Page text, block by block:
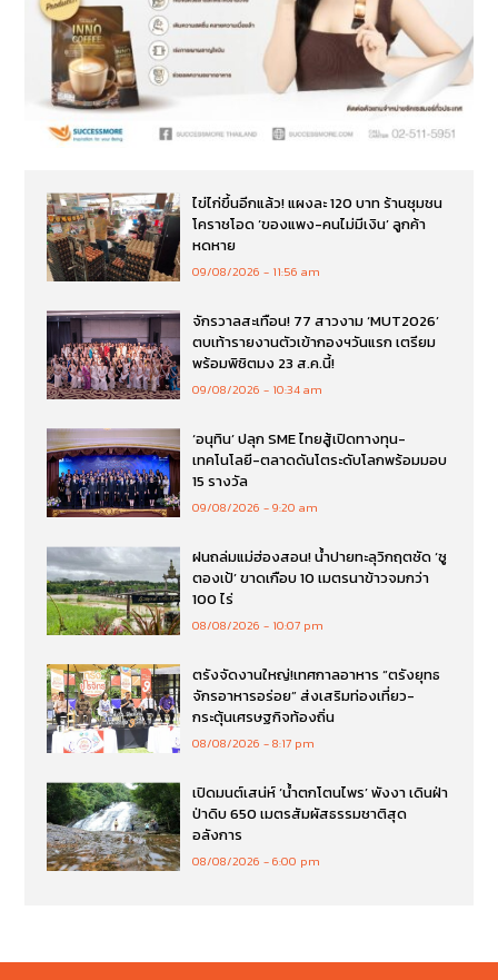
ไข่ไก่ขึ้นอีกแล้ว! แผงละ 120 บาท ร้านชุมชน
โคราชโอด ‘ของแพง-คนไม่มีเงิน’ ลูกค้า
หดหาย
09/08/2026 11:56 am
จักรวาลสะเทือน! 77 สาวงาม ‘MUT2026’
ตบเท้ารายงานตัวเข้ากองฯวันแรก เตรียม
พร้อมพิชิตมง 23 ส.ค.นี้!
09/08/2026 10:34 am
‘อนุทิน’ ปลุก SME ไทยสู้เปิดทางทุน-
เทคโนโลยี-ตลาดดันโตระดับโลกพร้อมมอบ
15 รางวัล
09/08/2026 9:20 am
ฝนถล่มแม่ฮ่องสอน! น้ำปายทะลุวิกฤตซัด ‘ซู
ตองเป้’ ขาดเกือบ 10 เมตรนาข้าวจมกว่า
100 ไร่
08/08/2026 10:07 pm
ตรังจัดงานใหญ่!เทศกาลอาหาร “ตรังยุทธ
จักรอาหารอร่อย” ส่งเสริมท่องเที่ยว-
กระตุ้นเศรษฐกิจท้องถิ่น
08/08/2026 8:17 pm
เปิดมนต์เสน่ห์ ‘น้ำตกโตนไพร’ พังงา เดินฝ่า
ป่าดิบ 650 เมตรสัมผัสธรรมชาติสุด
อลังการ
08/08/2026 6:00 pm